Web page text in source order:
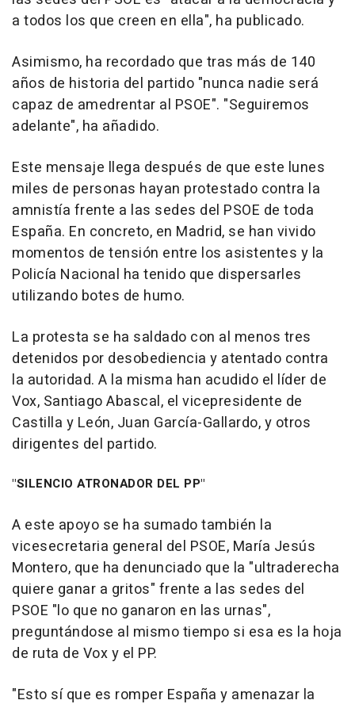
a todos los que creen en ella", ha publicado.
Asimismo, ha recordado que tras más de 140
años de historia del partido "nunca nadie será
capaz de amedrentar al PSOE". "Seguiremos
adelante", ha añadido.
Este mensaje llega después de que este lunes
miles de personas hayan protestado contra la
amnistía frente a las sedes del PSOE de toda
España. En concreto, en Madrid, se han vivido
momentos de tensión entre los asistentes y la
Policía Nacional ha tenido que dispersarles
utilizando botes de humo.
La protesta se ha saldado con al menos tres
detenidos por desobediencia y atentado contra
la autoridad. A la misma han acudido el líder de
Vox, Santiago Abascal, el vicepresidente de
Castilla y León, Juan García-Gallardo, y otros
dirigentes del partido.
"SILENCIO ATRONADOR DEL PP"
A este apoyo se ha sumado también la
vicesecretaria general del PSOE, María Jesús
Montero, que ha denunciado que la "ultraderecha
quiere ganar a gritos" frente a las sedes del
PSOE "lo que no ganaron en las urnas",
preguntándose al mismo tiempo si esa es la hoja
de ruta de Vox y el PP.
"Esto sí que es romper España y amenazar la